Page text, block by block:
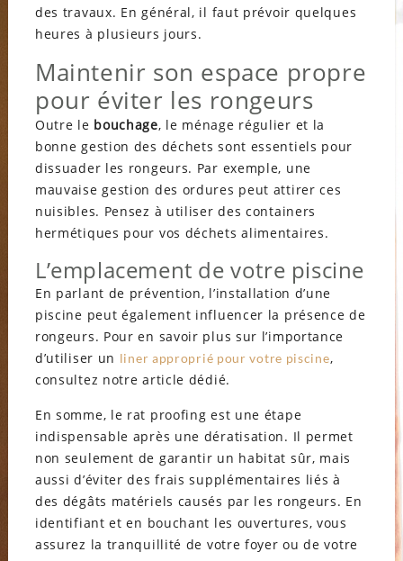
des travaux. En général, il faut prévoir quelques
heures à plusieurs jours.
Maintenir son espace propre
pour éviter les rongeurs
Outre le bouchage, le ménage régulier et la
bonne gestion des déchets sont essentiels pour
dissuader les rongeurs. Par exemple, une
mauvaise gestion des ordures peut attirer ces
nuisibles. Pensez à utiliser des containers
hermétiques pour vos déchets alimentaires.
L’emplacement de votre piscine
En parlant de prévention, l’installation d’une
piscine peut également influencer la présence de
rongeurs. Pour en savoir plus sur l’importance
d’utiliser un liner approprié pour votre piscine,
consultez notre article dédié.
En somme, le rat proofing est une étape
indispensable après une dératisation. Il permet
non seulement de garantir un habitat sûr, mais
aussi d’éviter des frais supplémentaires liés à
des dégâts matériels causés par les rongeurs. En
identifiant et en bouchant les ouvertures, vous
assurez la tranquillité de votre foyer ou de votre